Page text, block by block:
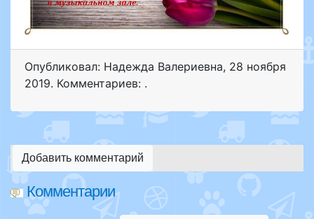
Опубликовал: Надежда Валериевна, 28 ноября
2019. Комментариев: .
Добавить комментарий
Комментарии